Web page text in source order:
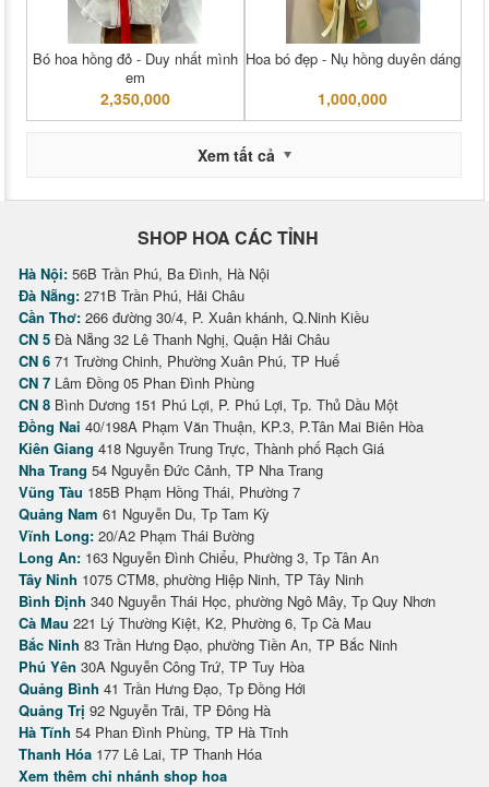
Bó hoa hồng đỏ - Duy nhất mình
em
2,350,000
Hoa bó đẹp - Nụ hồng duyên dáng
1,000,000
Xem tất cả
SHOP HOA CÁC TỈNH
Hà Nội: 56B Trần Phú, Ba Đình, Hà Nội
Đà Nẵng: 271B Trần Phú, Hải Châu
Cần Thơ: 266 đường 30/4, P. Xuân khánh, Q.Ninh Kiều
CN 5 Đà Nẵng 32 Lê Thanh Nghị, Quận Hải Châu
CN 6 71 Trường Chinh, Phường Xuân Phú, TP Huế
CN 7 Lâm Đồng 05 Phan Đình Phùng
CN 8 Bình Dương 151 Phú Lợi, P. Phú Lợi, Tp. Thủ Dầu Một
Đồng Nai 40/198A Phạm Văn Thuận, KP.3, P.Tân Mai Biên Hòa
Kiên Giang 418 Nguyễn Trung Trực, Thành phố Rạch Giá
Nha Trang 54 Nguyễn Đức Cảnh, TP Nha Trang
Vũng Tàu 185B Phạm Hồng Thái, Phường 7
Quảng Nam 61 Nguyễn Du, Tp Tam Kỳ
Vĩnh Long: 20/A2 Phạm Thái Bường
Long An: 163 Nguyễn Đình Chiểu, Phường 3, Tp Tân An
Tây Ninh 1075 CTM8, phường Hiệp Ninh, TP Tây Ninh
Bình Định 340 Nguyễn Thái Học, phường Ngô Mây, Tp Quy Nhơn
Cà Mau 221 Lý Thường Kiệt, K2, Phường 6, Tp Cà Mau
Bắc Ninh 83 Trần Hưng Đạo, phường Tiền An, TP Bắc Ninh
Phú Yên 30A Nguyễn Công Trứ, TP Tuy Hòa
Quảng Bình 41 Trần Hưng Đạo, Tp Đồng Hới
Quảng Trị 92 Nguyễn Trãi, TP Đông Hà
Hà Tĩnh 54 Phan Đình Phùng, TP Hà Tĩnh
Thanh Hóa 177 Lê Lai, TP Thanh Hóa
Xem thêm chi nhánh shop hoa